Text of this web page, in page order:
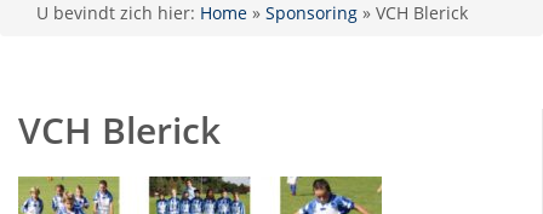
U bevindt zich hier: Home » Sponsoring » VCH Blerick
VCH Blerick